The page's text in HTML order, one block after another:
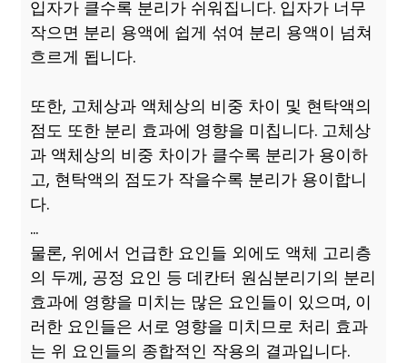
입자가 클수록 분리가 쉬워집니다. 입자가 너무
작으면 분리 용액에 쉽게 섞여 분리 용액이 넘쳐
흐르게 됩니다.
또한, 고체상과 액체상의 비중 차이 및 현탁액의
점도 또한 분리 효과에 영향을 미칩니다. 고체상
과 액체상의 비중 차이가 클수록 분리가 용이하
고, 현탁액의 점도가 작을수록 분리가 용이합니
다.
...
물론, 위에서 언급한 요인들 외에도 액체 고리층
의 두께, 공정 요인 등 데칸터 원심분리기의 분리
효과에 영향을 미치는 많은 요인들이 있으며, 이
러한 요인들은 서로 영향을 미치므로 처리 효과
는 위 요인들의 종합적인 작용의 결과입니다.